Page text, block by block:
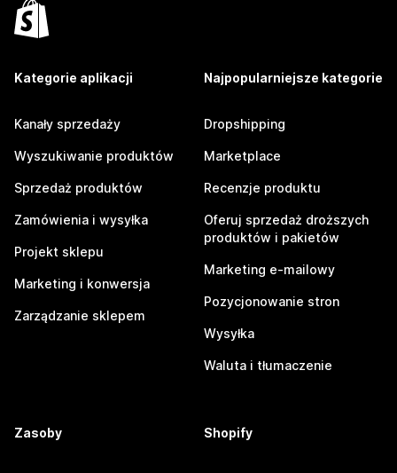
Kategorie aplikacji
Kanały sprzedaży
Wyszukiwanie produktów
Sprzedaż produktów
Zamówienia i wysyłka
Projekt sklepu
Marketing i konwersja
Zarządzanie sklepem
Najpopularniejsze kategorie
Dropshipping
Marketplace
Recenzje produktu
Oferuj sprzedaż droższych
produktów i pakietów
Marketing e-mailowy
Pozycjonowanie stron
Wysyłka
Waluta i tłumaczenie
Zasoby Shopify